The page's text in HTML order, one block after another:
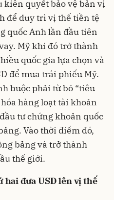
kiên quyết bảo vệ bản vị
để duy trì vị thế tiền tệ
quốc Anh lần đầu tiên
Mỹ khi đó trở thành
quốc gia lựa chọn và
để mua trái phiếu Mỹ.
buộc phải từ bỏ “tiêu
hàng loạt tài khoản
tư chứng khoản quốc
Vào thời điểm đó,
bảng và trở thành
thế giới.
đưa USD lên vị thế